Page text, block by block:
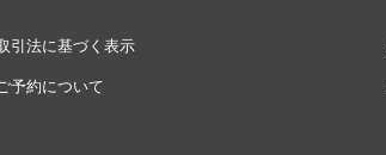
引法に基づく表示
予約について